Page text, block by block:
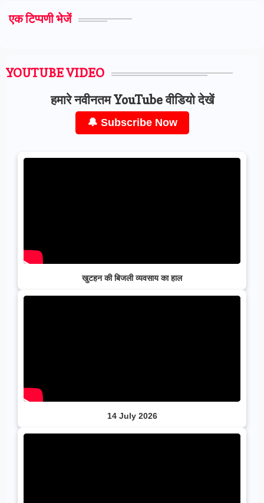
एक टिप्पणी भेजें
YOUTUBE VIDEO
हमारे नवीनतम YouTube वीडियो देखें
🔔 Subscribe Now
खुटहन की बिजली व्यवसाय का हाल
14 July 2026